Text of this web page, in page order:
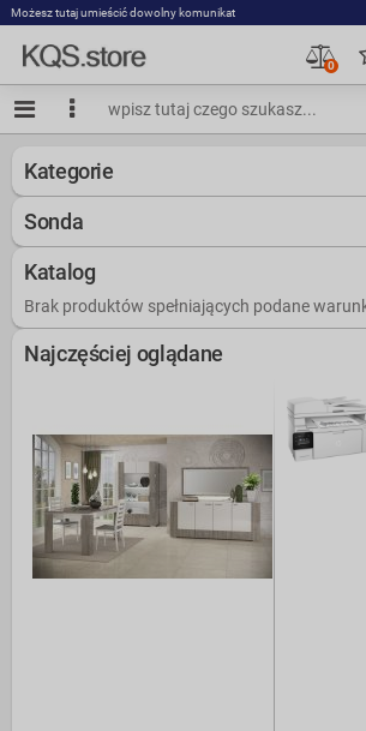
Możesz tutaj umieścić dowolny komunikat
0
Kategorie
Sonda
Katalog
Brak produktów spełniających podane
Najczęściej oglądane